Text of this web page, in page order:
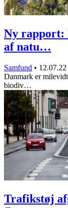
Ny rapport:
af natu…
Samfund • 12.07.22
Danmark er
biodiv…
Trafikstøj